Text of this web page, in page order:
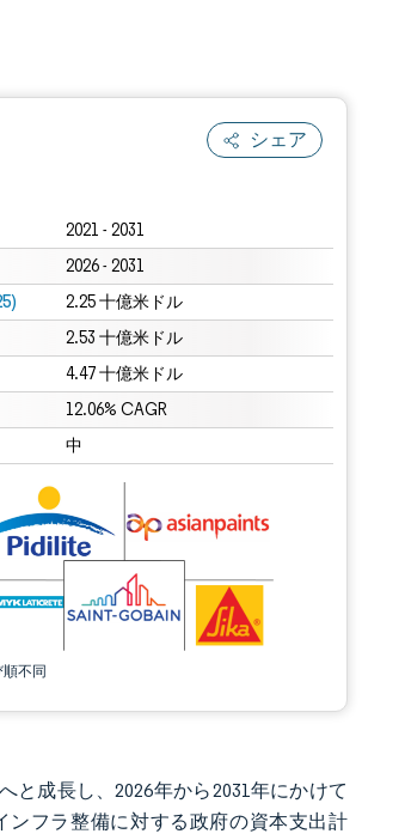
シェア
2021 - 2031
2026 - 2031
2.25 十億米ドル
2.53 十億米ドル
4.47 十億米ドル
12.06% CAGR
中
不同
再利用にはCC BY 4.0の表示が必要です。
と成長し、2026年から2031年にかけて
ンフラ整備に対する政府の資本支出計